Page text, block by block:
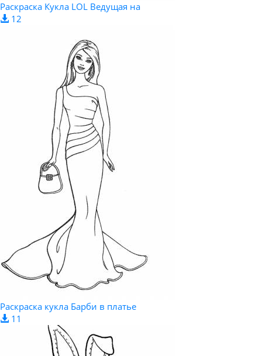
Раскраска Кукла LOL Ведущая на
12
Раскраска кукла Барби в платье
11